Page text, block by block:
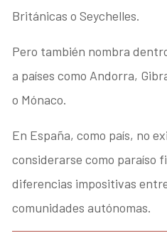
Británicas o Seychelles.
Pero también nombra
a países como Andorra,
o Mónaco.
En España, como país, no
considerarse como paraíso
diferencias impositivas
comunidades autónomas.